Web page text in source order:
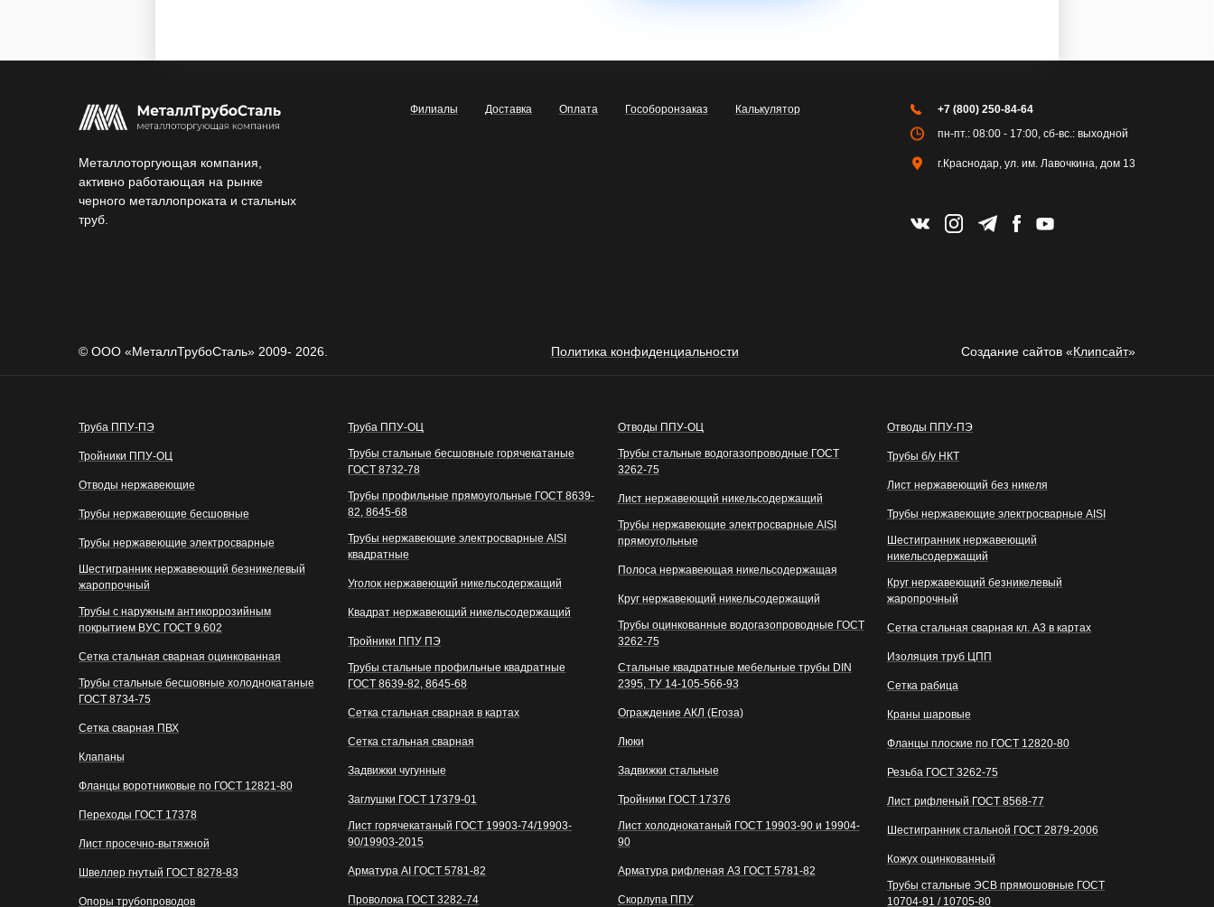
Металлоторгующая компания,
активно работающая на рынке
черного металлопроката и стальных
труб.
Филиалы Доставка Оплата Гособоронзаказ Калькулятор
+7 (800) 250-84-64
пн-пт.: 08:00 - 17:00, сб-вс.: выходной
г.Краснодар, ул. им. Лавочкина, дом 13
© ООО «МеталлТрубоСталь» 2009- 2026. Политика конфиденциальности Создание сайтов «Клипсайт»
Труба ППУ-ПЭ
Тройники ППУ-ОЦ
Отводы нержавеющие
Трубы нержавеющие бесшовные
Трубы нержавеющие электросварные
Шестигранник нержавеющий безникелевый
жаропрочный
Трубы с наружным антикоррозийным
покрытием ВУС ГОСТ 9.602
Сетка стальная сварная оцинкованная
Трубы стальные бесшовные холоднокатаные
ГОСТ 8734-75
Сетка сварная ПВХ
Клапаны
Фланцы воротниковые по ГОСТ 12821-80
Переходы ГОСТ 17378
Лист просечно-вытяжной
Швеллер гнутый ГОСТ 8278-83
Опоры трубопроводов
Труба ППУ-ОЦ
Трубы стальные бесшовные горячекатаные
ГОСТ 8732-78
Трубы профильные прямоугольные ГОСТ 8639-
82, 8645-68
Трубы нержавеющие электросварные AISI
квадратные
Уголок нержавеющий никельсодержащий
Квадрат нержавеющий никельсодержащий
Тройники ППУ ПЭ
Трубы стальные профильные квадратные
ГОСТ 8639-82, 8645-68
Сетка стальная сварная в картах
Сетка стальная сварная
Задвижки чугунные
Заглушки ГОСТ 17379-01
Лист горячекатаный ГОСТ 19903-74/19903-
90/19903-2015
Арматура АI ГОСТ 5781-82
Проволока ГОСТ 3282-74
Отводы ППУ-ОЦ
Трубы стальные водогазопроводные ГОСТ
3262-75
Лист нержавеющий никельсодержащий
Трубы нержавеющие электросварные AISI
прямоугольные
Полоса нержавеющая никельсодержащая
Круг нержавеющий никельсодержащий
Трубы оцинкованные водогазопроводные ГОСТ
3262-75
Стальные квадратные мебельные трубы DIN
2395, ТУ 14-105-566-93
Ограждение АКЛ (Егоза)
Люки
Задвижки стальные
Тройники ГОСТ 17376
Лист холоднокатаный ГОСТ 19903-90 и 19904-
90
Арматура рифленая А3 ГОСТ 5781-82
Скорлупа ППУ
Отводы ППУ-ПЭ
Трубы б/у НКТ
Лист нержавеющий без никеля
Трубы нержавеющие электросварные AISI
Шестигранник нержавеющий
никельсодержащий
Круг нержавеющий безникелевый
жаропрочный
Сетка стальная сварная кл. А3 в картах
Изоляция труб ЦПП
Сетка рабица
Краны шаровые
Фланцы плоские по ГОСТ 12820-80
Резьба ГОСТ 3262-75
Лист рифленый ГОСТ 8568-77
Шестигранник стальной ГОСТ 2879-2006
Кожух оцинкованный
Трубы стальные ЭСВ прямошовные ГОСТ
10704-91 / 10705-80